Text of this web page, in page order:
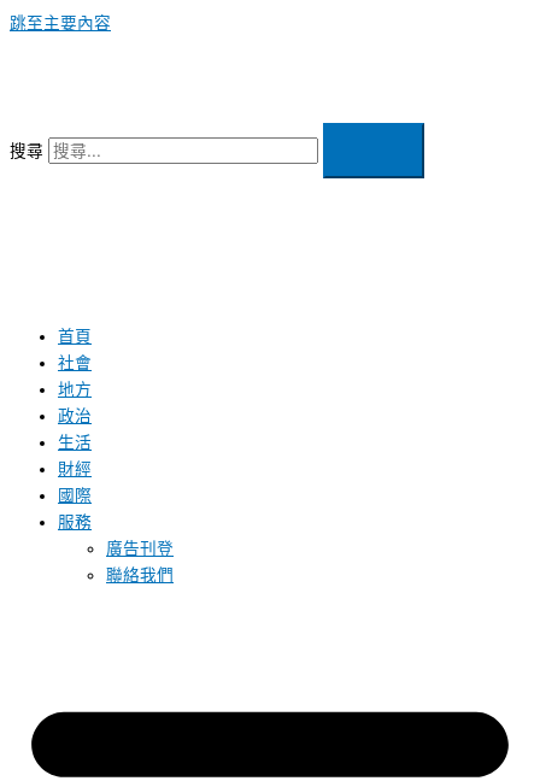
跳至主要內容
搜尋
首頁
社會
地方
政治
生活
財經
國際
服務
廣告刊登
聯絡我們